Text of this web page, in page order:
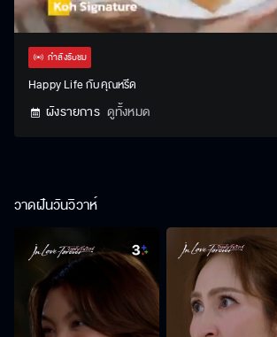
UnmuteStream
กำลังรับชม
Happy Life กับคุณหรีด
ผังรายการ ดูทั้งหมด
วาดฝันวันวิวาห์